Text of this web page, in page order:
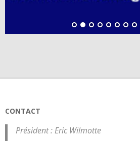
CONTACT
Président : Eric Wilmotte